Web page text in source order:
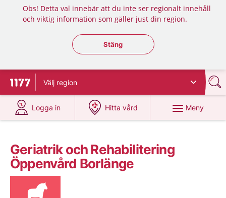
Obs! Detta val innebär att du inte ser regionalt innehåll
och viktig information som gäller just din region.
Stäng regionsväljaren
Stäng
Till startsidan för 1177
Välj region
Logga in
på 1177.se
Hitta vård
på 1177.se
Meny
Geriatrik och Rehabilitering
Öppenvård Borlänge